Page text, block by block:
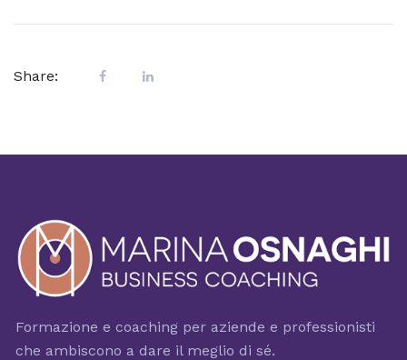
Share:
Formazione e coaching per aziende e professionisti
che ambiscono a dare il meglio di sé.